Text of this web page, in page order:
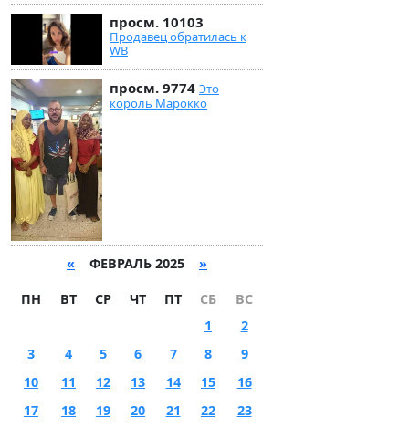
просм. 10103
Продавец обратилась к
WB
просм. 9774 Это
король Марокко
« ФЕВРАЛЬ 2025 »
ПН ВТ СР ЧТ ПТ СБ
ВС
1
2
3
4 5 6 7 8
9
10
11 12 13 14 15
16
17
18 19 20 21 22
23